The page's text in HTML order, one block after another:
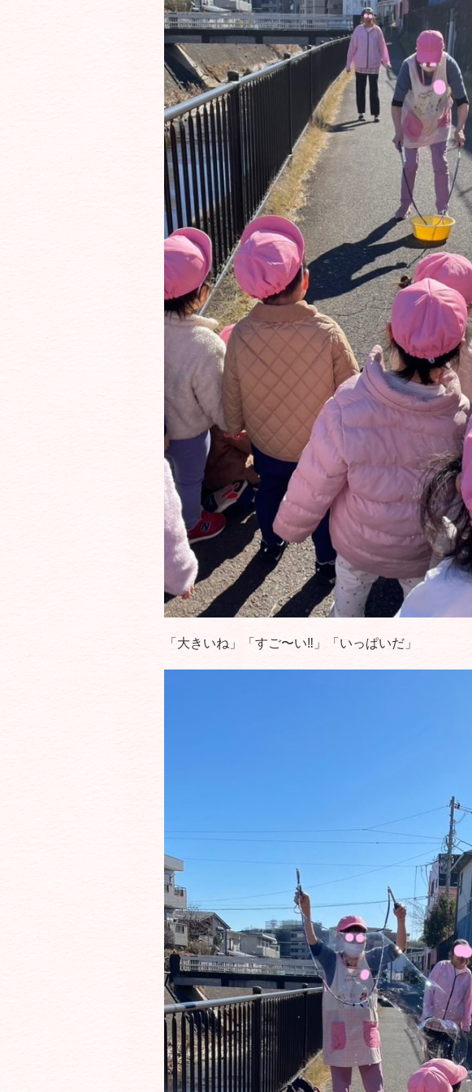
「大きいね」「すご〜い‼️」「いっぱいだ」